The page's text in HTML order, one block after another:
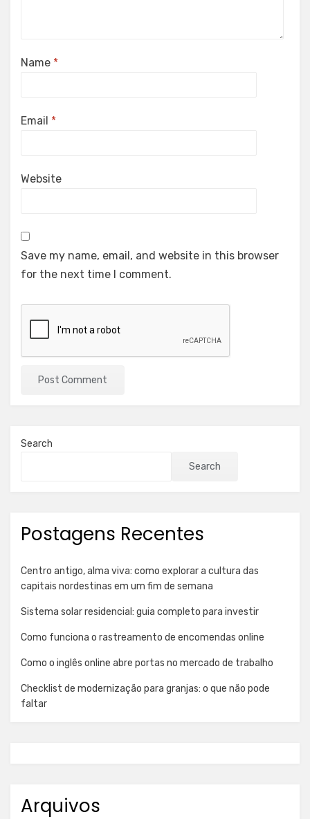
Name *
Email *
Website
Save my name, email, and website in this browser
for the next time I comment.
Search
Search
Postagens Recentes
Centro antigo, alma viva: como explorar a cultura das
capitais nordestinas em um fim de semana
Sistema solar residencial: guia completo para investir
Como funciona o rastreamento de encomendas online
Como o inglês online abre portas no mercado de trabalho
Checklist de modernização para granjas: o que não pode
faltar
Arquivos